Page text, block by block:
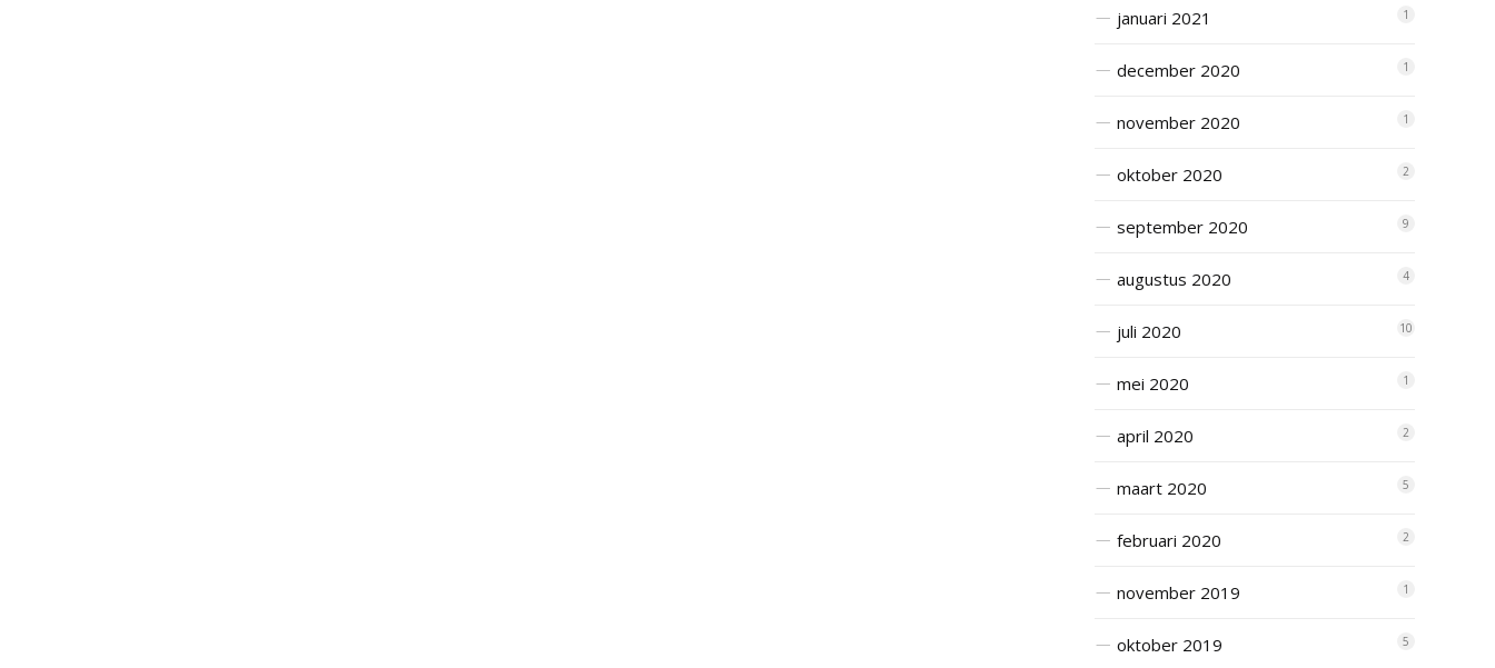
januari 2021 1
december 2020 1
november 2020 1
oktober 2020 2
september 2020 9
augustus 2020 4
juli 2020 10
mei 2020 1
april 2020 2
maart 2020 5
februari 2020 2
november 2019 1
oktober 2019 5